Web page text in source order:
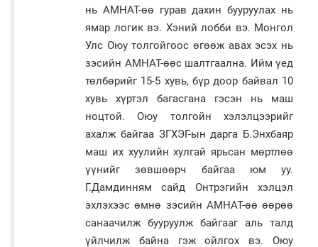
нь АМНАТ-өө гурав дахин бууруулах нь
ямар логик вэ. Хэний лобби вэ. Монгол
Улс Оюу толгойгоос өгөөж авах эсэх нь
зэсийн АМНАТ-өөс шалтгаална. Ийм үед
төлбөрийг 15-5 хувь, бүр доор байвал 10
хувь хүртэл багасгана гэсэн нь маш
ноцтой. Оюу толгойн хэлэлцээрийг
ахалж байгаа ЗГХЭГ-ын дарга Б.Энхбаяр
маш их хуулийн хулгай ярьсан мөртлөө
үүнийг зөвшөөрч байгаа юм уу.
Г.Дамдинням сайд Онтрэгийн хэлцэл
эхлэхээс өмнө зэсийн АМНАТ-өө өөрөө
санаачилж бууруулж байгааг аль талд
үйлчилж байна гэж ойлгох вэ. Оюу